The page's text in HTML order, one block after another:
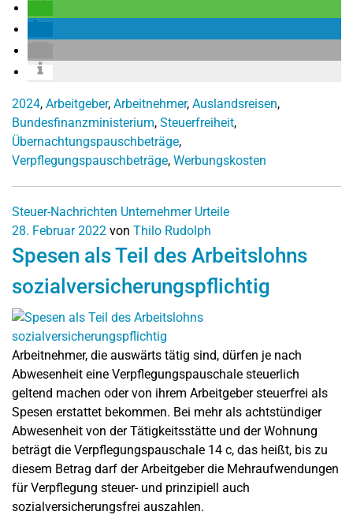
2024, Arbeitgeber, Arbeitnehmer, Auslandsreisen,
Bundesfinanzministerium, Steuerfreiheit,
Übernachtungspauschbeträge,
Verpflegungspauschbeträge, Werbungskosten
Steuer-Nachrichten Unternehmer Urteile
28. Februar 2022 von Thilo Rudolph
Spesen als Teil des Arbeitslohns
sozialversicherungspflichtig
Arbeitnehmer, die auswärts tätig sind, dürfen je nach
Abwesenheit eine Verpflegungspauschale steuerlich
geltend machen oder von ihrem Arbeitgeber steuerfrei als
Spesen erstattet bekommen. Bei mehr als achtstündiger
Abwesenheit von der Tätigkeitsstätte und der Wohnung
beträgt die Verpflegungspauschale 14 c, das heißt, bis zu
diesem Betrag darf der Arbeitgeber die Mehraufwendungen
für Verpflegung steuer- und prinzipiell auch
sozialversicherungsfrei auszahlen.